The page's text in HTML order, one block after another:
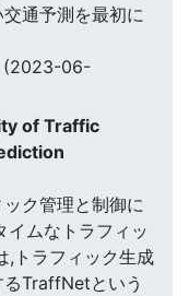
通予測を最初に
(2023-06-
of Traffic
ク管理と制御に
イムなトラフィッ
,トラフィック生成
TraffNetという